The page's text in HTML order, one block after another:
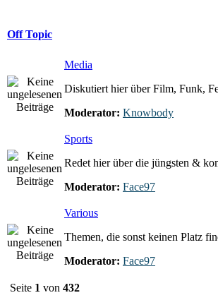
Off Topic
Media
Diskutiert hier über Film, Funk,
Moderator: Knowbody
Sports
Redet hier über die jüngsten &
Moderator: Face97
Various
Themen, die sonst keinen Platz
Moderator: Face97
Seite 1 von 432